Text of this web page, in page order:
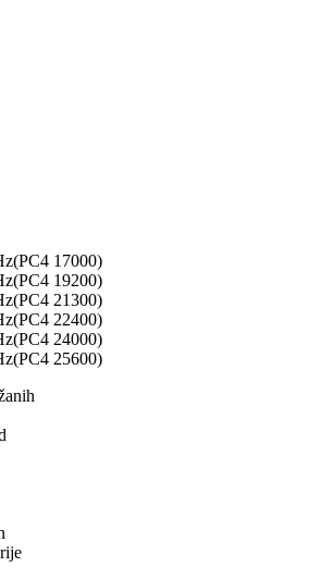
17000)
19200)
21300)
22400)
24000)
25600)